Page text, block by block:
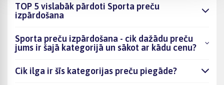
TOP 5 vislabāk pārdoti Sporta preču
izpārdošana
Sporta preču izpārdošana - cik dažādu preču
jums ir šajā kategorijā un sākot ar kādu cenu?
Cik ilga ir šīs kategorijas preču piegāde?